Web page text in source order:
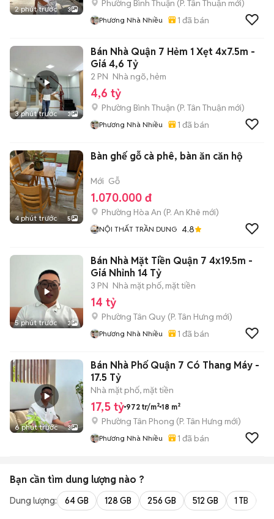
2 phút trước 3
Phường Bình Thuận (P. Tân Thuận mới)
Phương Nhà Nhiều 1 đã bán
3 phút trước 3
Bán Nhà Quận 7 Hẻm 1 Xẹt 4x7.5m -
Giá 4,6 Tỷ
2 PN Nhà ngõ, hẻm
4,6 tỷ
Phường Bình Thuận (P. Tân Thuận mới)
Phương Nhà Nhiều 1 đã bán
4 phút trước 5
Bàn ghế gỗ cà phê, bàn ăn căn hộ
Mới Gỗ
1.070.000 đ
Phường Hòa An (P. An Khê mới)
NỘI THẤT TRẦN DUNG 4.8
5 phút trước 3
Bán Nhà Mặt Tiền Quận 7 4x19.5m -
Giá Nhỉnh 14 Tỷ
3 PN Nhà mặt phố, mặt tiền
14 tỷ
Phường Tân Quy (P. Tân Hưng mới)
Phương Nhà Nhiều 1 đã bán
6 phút trước 3
Bán Nhà Phố Quận 7 Có Thang Máy -
17.5 Tỷ
Nhà mặt phố, mặt tiền
17,5 tỷ 972 tr/m² 18 m²
Phường Tân Phong (P. Tân Hưng mới)
Phương Nhà Nhiều 1 đã bán
Bạn cần tìm dung lượng nào ?
Dung lượng: 64 GB 128 GB 256 GB 512 GB 1 TB